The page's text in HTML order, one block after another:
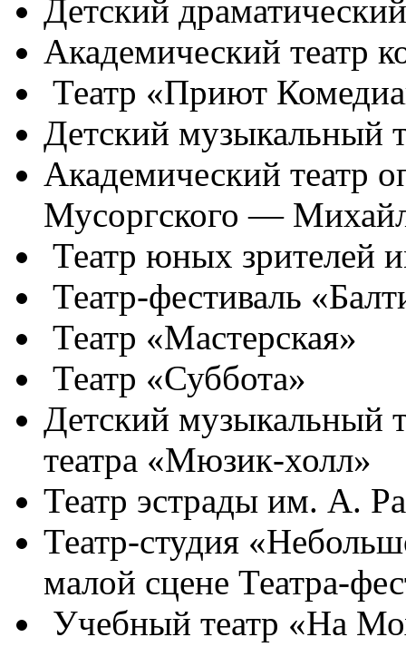
Детский
Академический театр
Театр «Приют
Детский музыкальный
Академический театр
Мусоргского —
Театр юных зрителей
Театр-фестиваль
Театр «Мастерская»
Театр «Суббота»
Детский музыкальный
театра «Мюзик-холл»
Театр эстрады им. А.
Театр-студия
малой сцене Театра-
Учебный театр «На